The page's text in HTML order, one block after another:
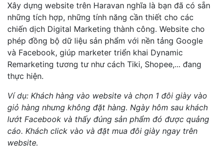
Xây dựng website trên Haravan nghĩa là bạn đã có sẵn
những tích hợp, những tính năng cần thiết cho các
chiến dịch Digital Marketing thành công. Website cho
phép đồng bộ dữ liệu sản phẩm với nền tảng Google
và Facebook, giúp marketer triển khai Dynamic
Remarketing tương tư như cách Tiki, Shopee,... đang
thực hiện.
Ví dụ: Khách hàng vào website và chọn 1 đôi giày vào
giỏ hàng nhưng không đặt hàng. Ngày hôm sau khách
lướt Facebook và thấy đúng sản phẩm đó được quảng
cáo. Khách click vào và đặt mua đôi giày ngay trên
website.